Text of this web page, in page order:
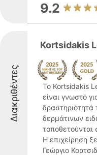
9.2
Διακριθέντες
Kortsidakis
Το Kortsidakis
είναι γνωστό
δερμάτινων
τοποθετούνται
Η επιχείρηση
Γεώργιο